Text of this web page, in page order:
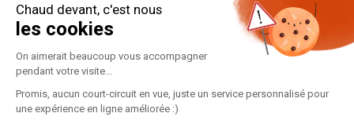
Chaud devant, c'est nous
les cookies
Plateforme de Gestion du
On aimerait beaucoup vous accompagner
pendant votre visite...
Promis, aucun court-circuit en vue, juste un service personnalisé pour
une expérience en ligne améliorée :)
Détails
Documentation technique